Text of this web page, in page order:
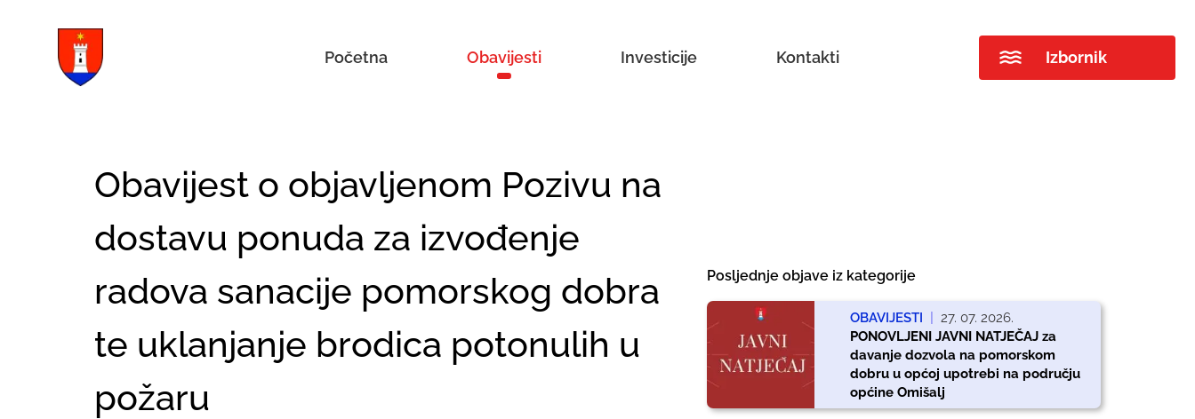
Početna Obavijesti Investicije Kontakti Izbornik
Obavijest o objavljenom Pozivu na
dostavu ponuda za izvođenje
radova sanacije pomorskog dobra
te uklanjanje brodica potonulih u
požaru
Posljednje objave iz kategorije
OBAVIJESTI
27. 07. 2026.
PONOVLJENI JAVNI NATJEČAJ za
davanje dozvola na pomorskom
dobru u općoj upotrebi na području
općine Omišalj